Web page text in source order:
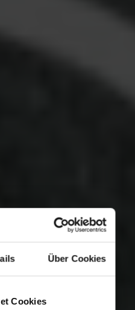
Über Cookies
Cookies